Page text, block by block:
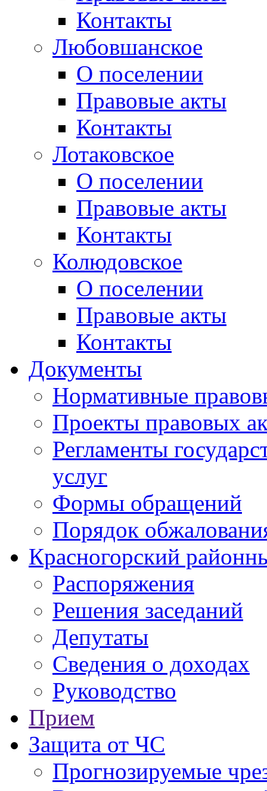
Контакты
Любовшанское
О поселении
Правовые акты
Контакты
Лотаковское
О поселении
Правовые акты
Контакты
Колюдовское
О поселении
Правовые акты
Контакты
Документы
Нормативные
Проекты правовых
Регламенты
услуг
Формы обращений
Порядок
Красногорский
Распоряжения
Решения заседаний
Депутаты
Сведения о доходах
Руководство
Прием
Защита от ЧС
Прогнозируемые